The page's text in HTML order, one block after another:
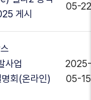
게시
05-22
사업
회(온라인)
2025-
05-15